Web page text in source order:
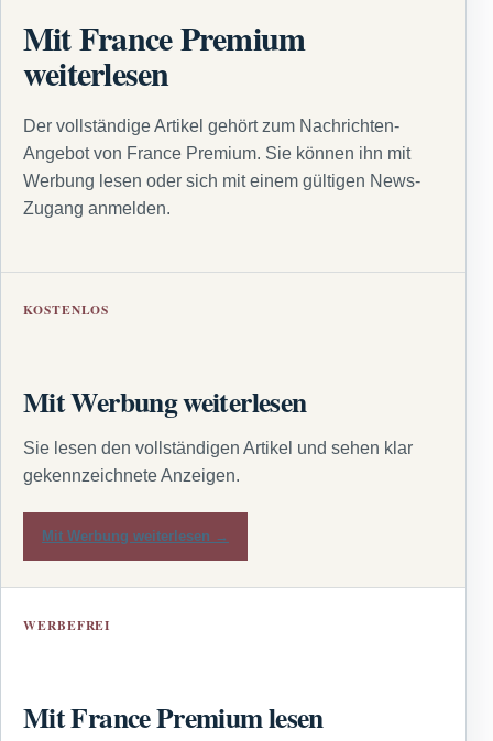
Mit France Premium
weiterlesen
Der vollständige Artikel gehört zum Nachrichten-
Angebot von France Premium. Sie können ihn mit
Werbung lesen oder sich mit einem gültigen News-
Zugang anmelden.
KOSTENLOS
Mit Werbung weiterlesen
Sie lesen den vollständigen Artikel und sehen klar
gekennzeichnete Anzeigen.
Mit Werbung weiterlesen →
WERBEFREI
Mit France Premium lesen